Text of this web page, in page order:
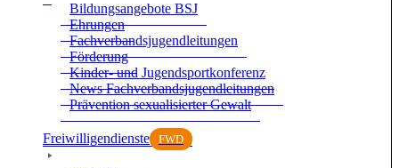
Bil­dungs­an­ge­bote BSJ
Ehrun­gen
Fach­ver­bands­ju­gend­lei­tun­gen
För­de­rung
Kin­der- und Jugend­sport­kon­fe­renz
News Fach­ver­bands­ju­gend­lei­tun­gen
Prä­ven­tion sexua­li­sier­ter Gewalt
Frei­wil­li­gen­dienste FWD